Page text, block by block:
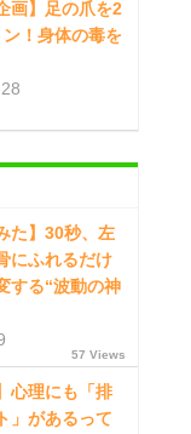
画】足の爪を2
！身体の毒を
た】30秒、左
にふれるだけ
する“波動の神
57 Views
心理にも「排
」があるって